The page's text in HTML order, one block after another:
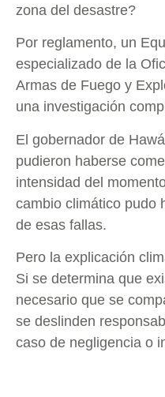
zona del desastre?
Por reglamento, un
especializado de la
Armas de Fuego y
una investigación
El gobernador de
pudieron haberse
intensidad del
cambio climático pudo
de esas fallas.
Pero la explicación
Si se determina que
necesario que se
se deslinden
caso de negligencia o